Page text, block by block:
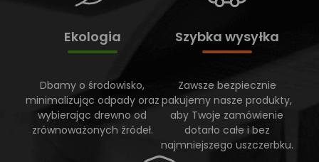
Ekologia
Dbamy o środowisko,
minimalizując odpady oraz
wybierając drewno od
zrównoważonych źródeł.
Szybka wysyłka
Zawsze bezpiecznie
pakujemy nasze produkty,
aby Twoje zamówienie
dotarło całe i bez
najmniejszego uszczerbku.